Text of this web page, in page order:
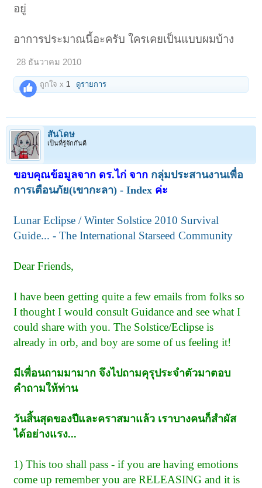
อยู่
อาการประมาณนี้อะครับ ใครเคยเป็นแบบผมบ้าง
28 ธันวาคม 2010
ถูกใจ x 1 ดูรายการ
สันโดษ
เป็นที่รู้จักกันดี
ขอบคุณข้อมูลจาก ดร.ไก่ จาก กลุ่มประสานงานเพื่อ
การเตือนภัย(เขากะลา) - Index ค่ะ
Lunar Eclipse / Winter Solstice 2010 Survival
Guide... - The International Starseed Community
Dear Friends,
I have been getting quite a few emails from folks so
I thought I would consult Guidance and see what I
could share with you. The Solstice/Eclipse is
already in orb, and boy are some of us feeling it!
มีเพื่อนถามมามาก จึงไปถามคุรุประจำตัวมาตอบ
คำถามให้ท่าน
วันสิ้นสุดของปีและคราสมาแล้ว เราบางคนก็สำผัส
ได้อย่างแรง...
1) This too shall pass - if you are having emotions
come up remember you are RELEASING and it is